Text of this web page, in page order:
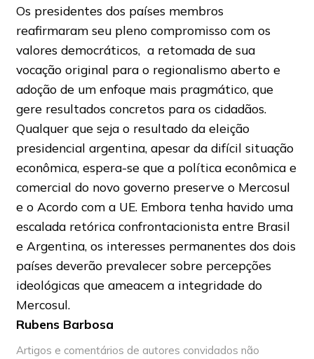
Os presidentes dos países membros
reafirmaram seu pleno compromisso com os
valores democráticos, a retomada de sua
vocação original para o regionalismo aberto e
adoção de um enfoque mais pragmático, que
gere resultados concretos para os cidadãos.
Qualquer que seja o resultado da eleição
presidencial argentina, apesar da difícil situação
econômica, espera-se que a política econômica e
comercial do novo governo preserve o Mercosul
e o Acordo com a UE. Embora tenha havido uma
escalada retórica confrontacionista entre Brasil
e Argentina, os interesses permanentes dos dois
países deverão prevalecer sobre percepções
ideológicas que ameacem a integridade do
Mercosul.
Rubens Barbosa
Artigos e comentários de autores convidados não